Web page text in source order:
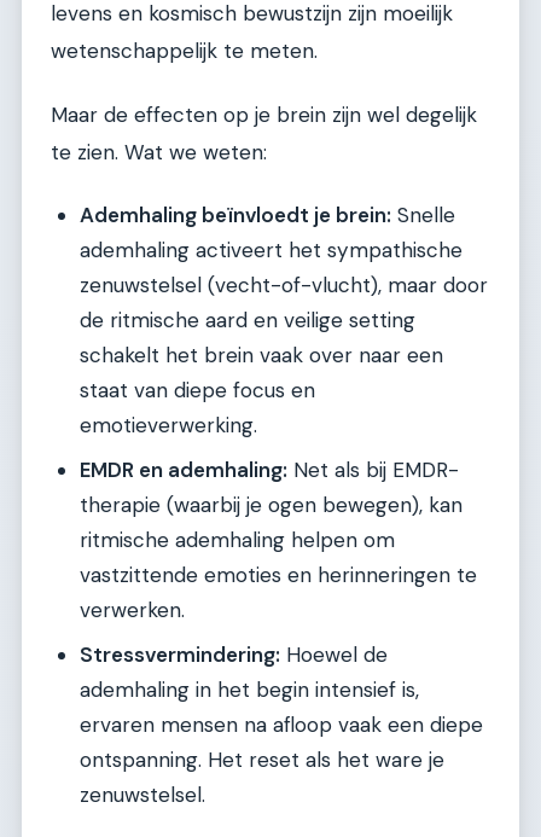
levens en kosmisch bewustzijn zijn moeilijk
wetenschappelijk te meten.
Maar de effecten op je brein zijn wel degelijk
te zien. Wat we weten:
Ademhaling beïnvloedt je brein: Snelle
ademhaling activeert het sympathische
zenuwstelsel (vecht-of-vlucht), maar door
de ritmische aard en veilige setting
schakelt het brein vaak over naar een
staat van diepe focus en
emotieverwerking.
EMDR en ademhaling: Net als bij EMDR-
therapie (waarbij je ogen bewegen), kan
ritmische ademhaling helpen om
vastzittende emoties en herinneringen te
verwerken.
Stressvermindering: Hoewel de
ademhaling in het begin intensief is,
ervaren mensen na afloop vaak een diepe
ontspanning. Het reset als het ware je
zenuwstelsel.